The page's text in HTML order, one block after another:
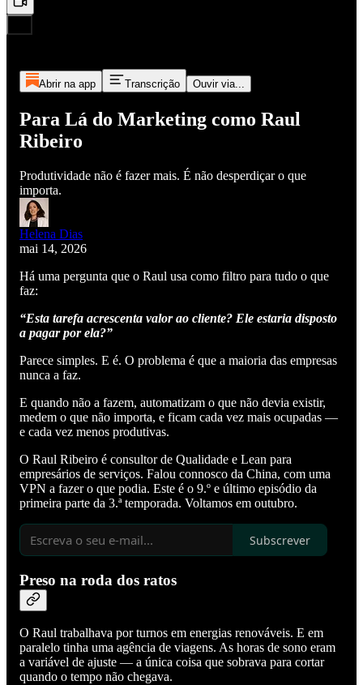
Abrir na app Transcrição Ouvir via...
Para Lá do Marketing como Raul
Ribeiro
Produtividade não é fazer mais. É não desperdiçar o que
importa.
Helena Dias
mai 14, 2026
Há uma pergunta que o Raul usa como filtro para tudo o que
faz:
“Esta tarefa acrescenta valor ao cliente? Ele estaria disposto
a pagar por ela?”
Parece simples. E é. O problema é que a maioria das empresas
nunca a faz.
E quando não a fazem, automatizam o que não devia existir,
medem o que não importa, e ficam cada vez mais ocupadas —
e cada vez menos produtivas.
O Raul Ribeiro é consultor de Qualidade e Lean para
empresários de serviços. Falou connosco da China, com uma
VPN a fazer o que podia. Este é o 9.º e último episódio da
primeira parte da 3.ª temporada. Voltamos em outubro.
Subscrever
Preso na roda dos ratos
O Raul trabalhava por turnos em energias renováveis. E em
paralelo tinha uma agência de viagens. As horas de sono eram
a variável de ajuste — a única coisa que sobrava para cortar
quando o tempo não chegava.